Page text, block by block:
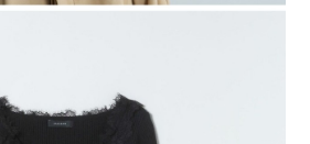
停止該用戶之使用額度並採取法律行動。